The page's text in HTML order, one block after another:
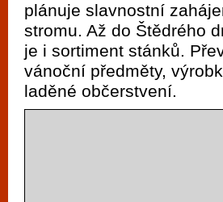
plánuje slavnostní
stromu. Až do Štědrého
je i sortiment stánků.
vánoční předměty,
laděné občerstvení.